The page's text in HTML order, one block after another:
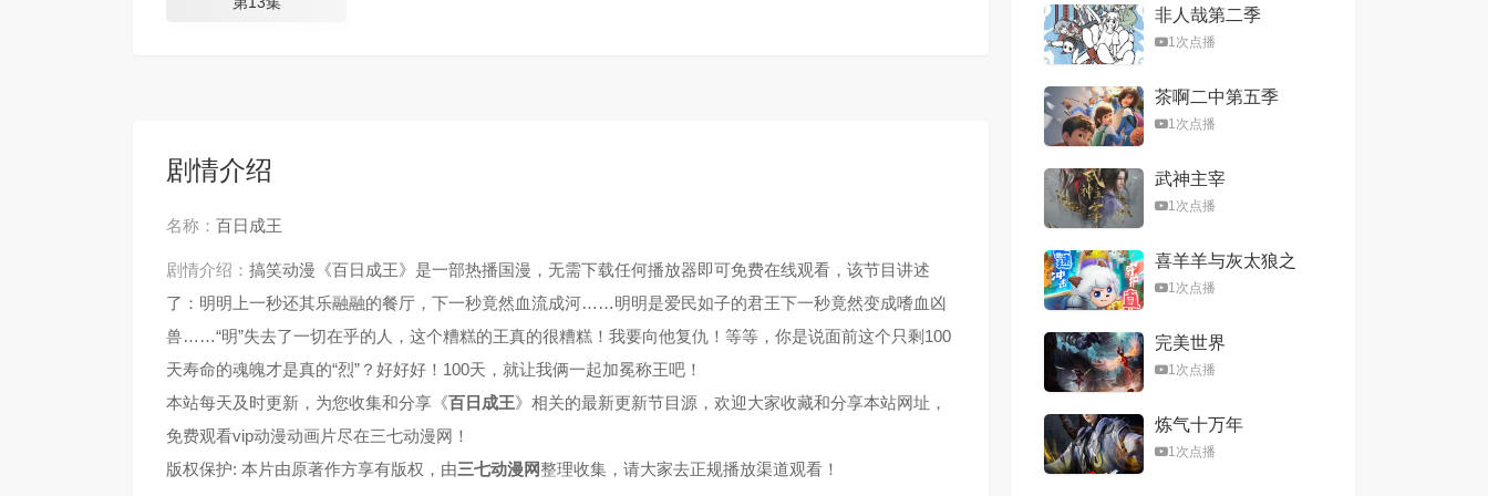
剧情介绍
名称： 百日成王
剧情介绍： 搞笑动漫《百日成王》是一部热播国漫，无需下载任何播放器即可免费在线观看，该节目讲述
了：明明上一秒还其乐融融的餐厅，下一秒竟然血流成河……明明是爱民如子的君王下一秒竟然变成嗜血凶
兽……“明”失去了一切在乎的人，这个糟糕的王真的很糟糕！我要向他复仇！等等，你是说面前这个只剩100
天寿命的魂魄才是真的“烈”？好好好！100天，就让我俩一起加冕称王吧！
本站每天及时更新，为您收集和分享《百日成王》相关的最新更新节目源，欢迎大家收藏和分享本站网址，
免费观看vip动漫动画片尽在三七动漫网！
版权保护: 本片由原著作方享有版权，由三七动漫网整理收集，请大家去正规播放渠道观看！
非人哉第二季
1次点播
茶啊二中第五季
1次点播
武神主宰
1次点播
喜羊羊与灰太狼之
心世界奇遇
1次点播
完美世界
1次点播
炼气十万年
1次点播